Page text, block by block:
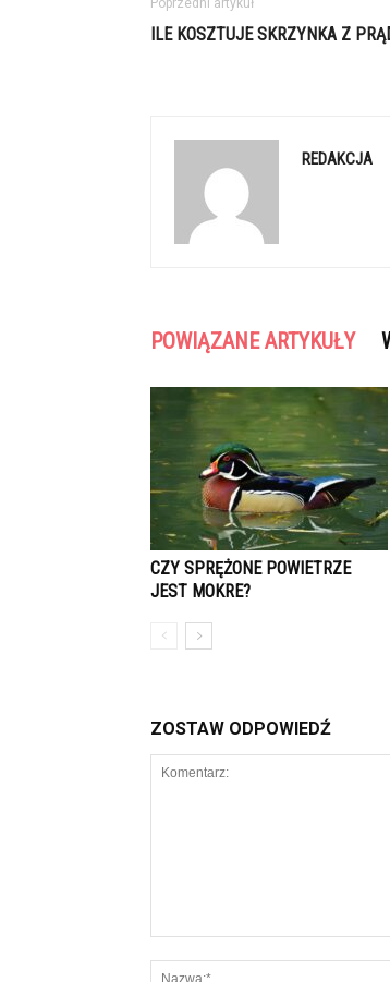
Poprzedni artykuł
ILE KOSZTUJE SKRZYNKA Z
REDAKCJA
POWIĄZANE ARTYKUŁY
CZY SPRĘŻONE POWIETRZE
JEST MOKRE?
ZOSTAW ODPOWIEDŹ